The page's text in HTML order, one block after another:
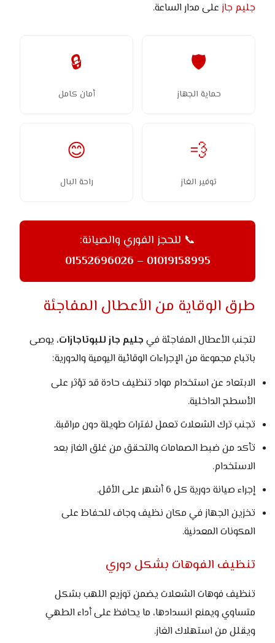
جليم جاز على مدار الساعة.
🛡️
حماية الجهاز
🔒
أمان كامل
💨
توفير الغاز
😊
راحة البال
📞 للحجز الفوري والصيانة:
01019158995 – 01552696026
طرق الوقاية من الأعطال المفاجئة
لتجنب الأعطال المفاجئة في جليم جاز للبوتاجازات، يوصى
باتباع مجموعة من الإجراءات الوقائية اليومية والدورية:
الابتعاد عن استخدام مواد تنظيف حادة قد تؤثر على
الأسطح الداخلية.
تجنب ترك الشعلات تعمل لفترات طويلة دون مراقبة.
تأكد من ضبط الصمامات والتحقق من غلق الغاز بعد
الاستخدام.
إجراء صيانة دورية كل 6 أشهر على الأقل.
تخزين الجهاز في مكان نظيف وجاف للحفاظ على
المكونات المعدنية.
تنظيف الفوهات بشكل دوري
تنظيف فوهات الشعلات يضمن توزيع اللهب بشكل
متساوي ويمنع انسدادها، ما يحافظ على أداء الطهي
ويقلل من استهلاك الغاز.